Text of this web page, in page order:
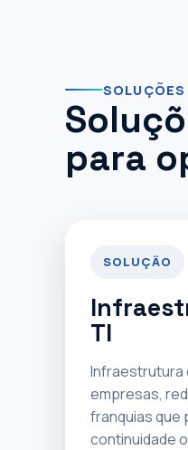
SOLUÇÕES
para
SOLUÇÃO
TI
Infraestrutura
empresas,
franquias que
continuidade